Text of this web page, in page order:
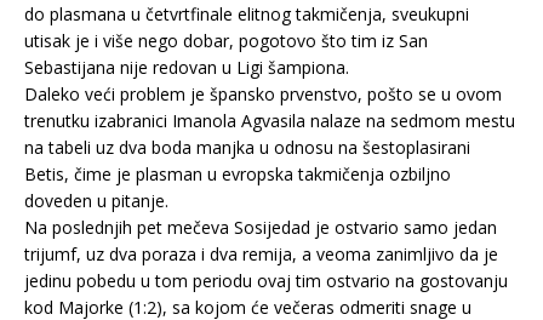
do plasmana u četvrtfinale elitnog takmičenja, sveukupni
utisak je i više nego dobar, pogotovo što tim iz San
Sebastijana nije redovan u Ligi šampiona.
Daleko veći problem je špansko prvenstvo, pošto se u ovom
trenutku izabranici Imanola Agvasila nalaze na sedmom mestu
na tabeli uz dva boda manjka u odnosu na šestoplasirani
Betis, čime je plasman u evropska takmičenja ozbiljno
doveden u pitanje.
Na poslednjih pet mečeva Sosijedad je ostvario samo jedan
trijumf, uz dva poraza i dva remija, a veoma zanimljivo da je
jedinu pobedu u tom periodu ovaj tim ostvario na gostovanju
kod Majorke (1:2), sa kojom će večeras odmeriti snage u